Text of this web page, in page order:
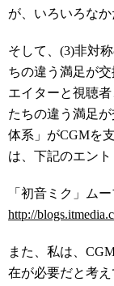
が、いろいろな
そして、(3)非対
ちの違う満足が
エイターと視聴
たちの違う満足
体系」がCGMを
は、下記のエント
「初音ミク」ム
http://
また、私は、
在が必要だと考